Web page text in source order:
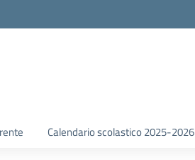
Calendario scolastico 2025-2026